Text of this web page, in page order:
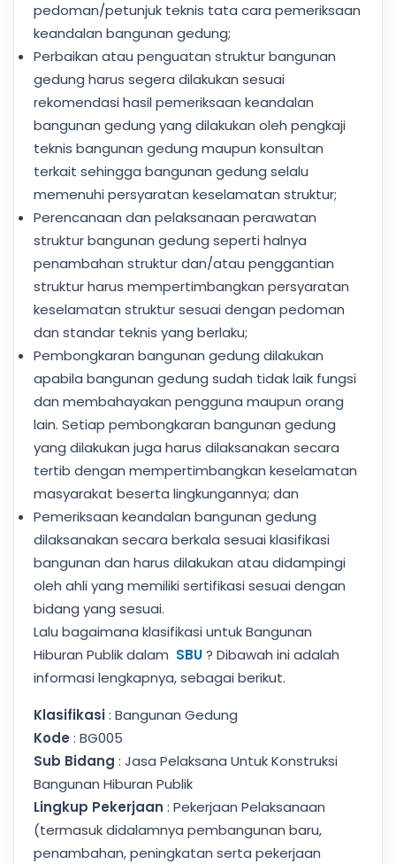
pedoman/petunjuk teknis tata cara pemeriksaan
keandalan bangunan gedung;
Perbaikan atau penguatan struktur bangunan
gedung harus segera dilakukan sesuai
rekomendasi hasil pemeriksaan keandalan
bangunan gedung yang dilakukan oleh pengkaji
teknis bangunan gedung maupun konsultan
terkait sehingga bangunan gedung selalu
memenuhi persyaratan keselamatan struktur;
Perencanaan dan pelaksanaan perawatan
struktur bangunan gedung seperti halnya
penambahan struktur dan/atau penggantian
struktur harus mempertimbangkan persyaratan
keselamatan struktur sesuai dengan pedoman
dan standar teknis yang berlaku;
Pembongkaran bangunan gedung dilakukan
apabila bangunan gedung sudah tidak laik fungsi
dan membahayakan pengguna maupun orang
lain. Setiap pembongkaran bangunan gedung
yang dilakukan juga harus dilaksanakan secara
tertib dengan mempertimbangkan keselamatan
masyarakat beserta lingkungannya; dan
Pemeriksaan keandalan bangunan gedung
dilaksanakan secara berkala sesuai klasifikasi
bangunan dan harus dilakukan atau didampingi
oleh ahli yang memiliki sertifikasi sesuai dengan
bidang yang sesuai.
Lalu bagaimana klasifikasi untuk Bangunan
Hiburan Publik dalam SBU? Dibawah ini adalah
informasi lengkapnya, sebagai berikut.
Klasifikasi: Bangunan Gedung
Kode : BG005
Sub Bidang : Jasa Pelaksana Untuk Konstruksi
Bangunan Hiburan Publik
Lingkup Pekerjaan : Pekerjaan Pelaksanaan
(termasuk didalamnya pembangunan baru,
penambahan, peningkatan serta pekerjaan